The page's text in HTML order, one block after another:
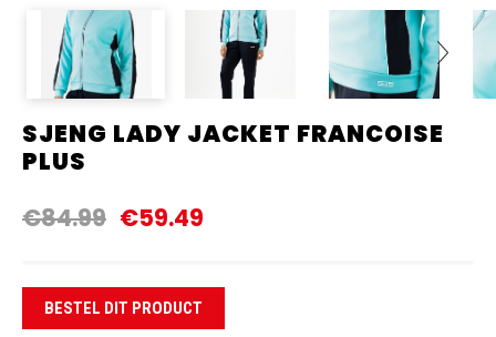
Next
SJENG LADY JACKET FRANCOISE
PLUS
€84.99 €59.49
BESTEL DIT PRODUCT